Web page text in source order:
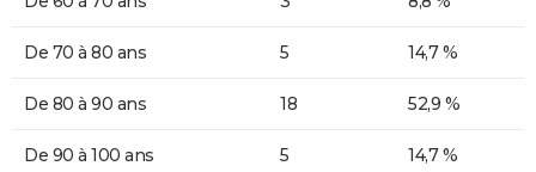
De 70 à 80 ans 5 14,7 %
De 80 à 90 ans 18 52,9 %
De 90 à 100 ans 5 14,7 %